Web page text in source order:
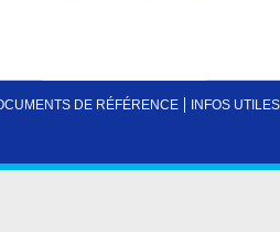
DE RÉFÉRENCE INFOS UTILES